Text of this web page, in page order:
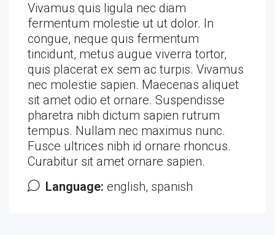
Vivamus quis ligula nec diam
fermentum molestie ut ut dolor. In
congue, neque quis fermentum
tincidunt, metus augue viverra tortor,
quis placerat ex sem ac turpis. Vivamus
nec molestie sapien. Maecenas aliquet
sit amet odio et ornare. Suspendisse
pharetra nibh dictum sapien rutrum
tempus. Nullam nec maximus nunc.
Fusce ultrices nibh id ornare rhoncus.
Curabitur sit amet ornare sapien.
Language: english, spanish